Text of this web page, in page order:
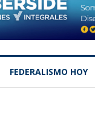
FEDERALISMO HOY